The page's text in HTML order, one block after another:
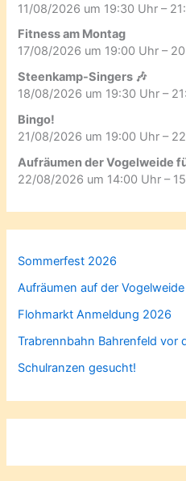
11/08/2026 um 19:30 Uhr –
Fitness am Montag
17/08/2026 um 19:00 Uhr –
Steenkamp-Singers 🎶
18/08/2026 um 19:30 Uhr –
Bingo!
21/08/2026 um 19:00 Uhr –
Aufräumen der Vogelweide
22/08/2026 um 14:00 Uhr –
Sommerfest 2026
Aufräumen auf der
Flohmarkt Anmeldung 2026
Trabrennbahn Bahrenfeld vor
Schulranzen gesucht!